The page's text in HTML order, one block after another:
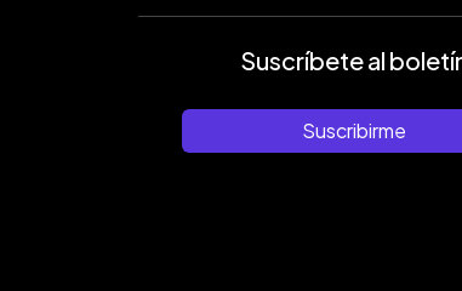
Suscríbete al
Suscribirme